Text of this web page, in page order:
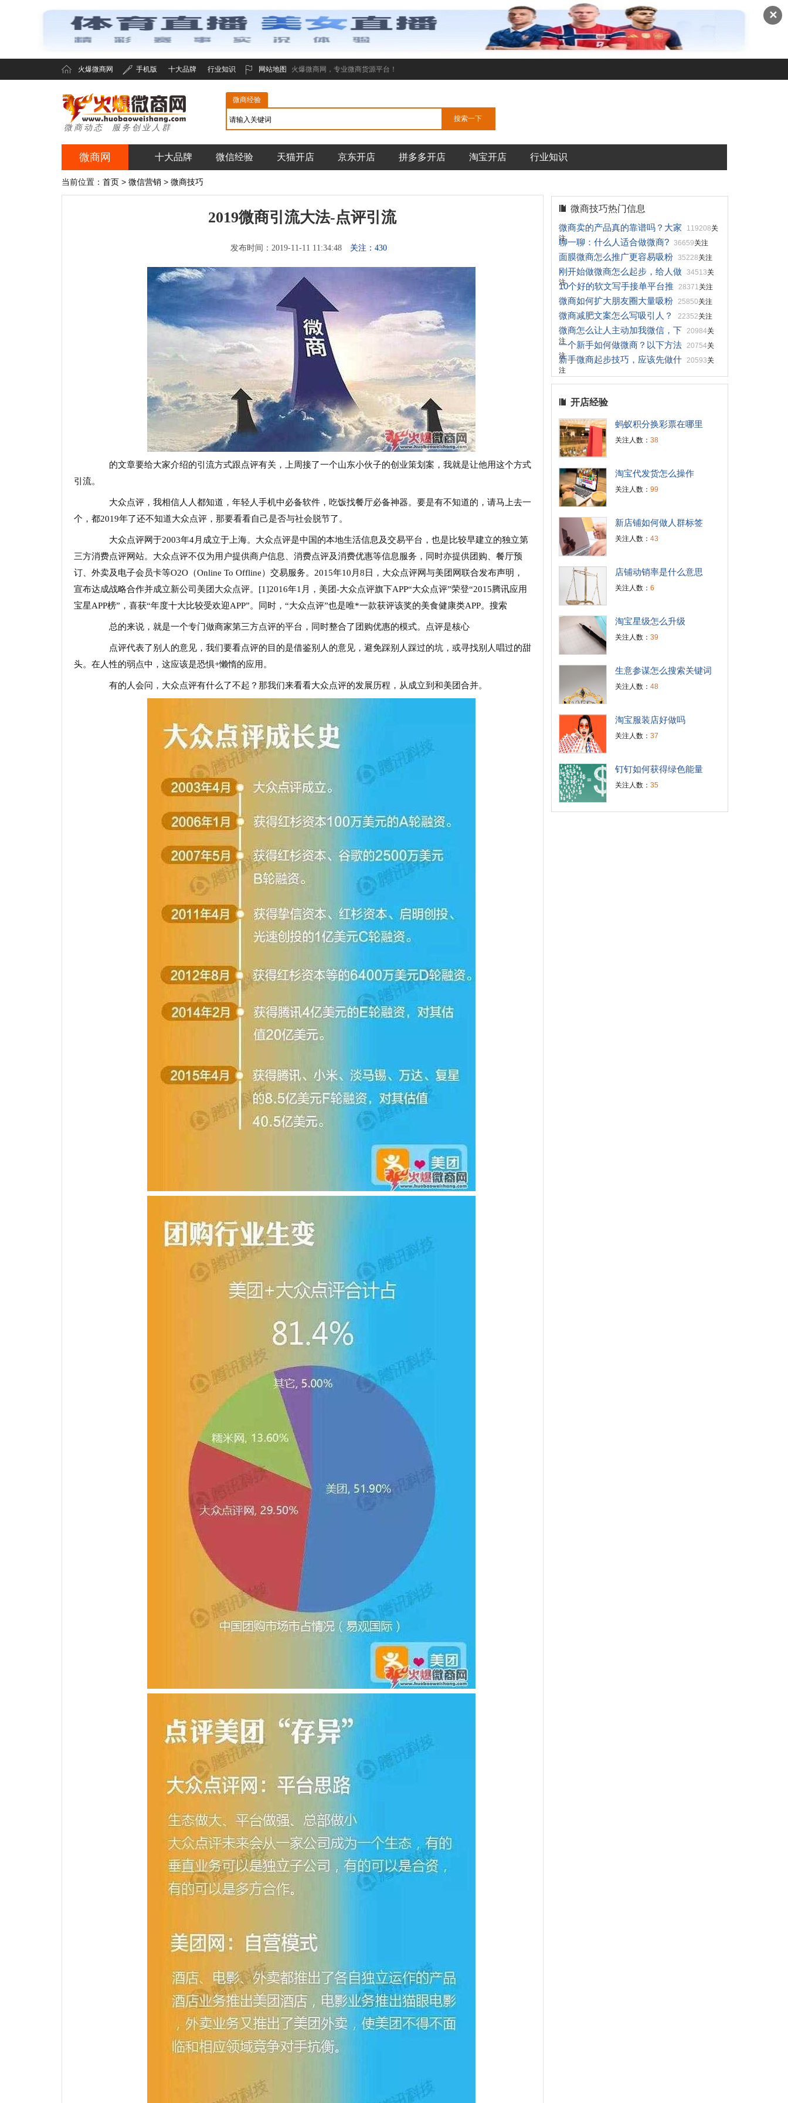
✕
火爆微商网 手机版 十大品牌 行业知识 网站地图 火爆微商网，专业微商货源平台！
火爆微商网
微商动态 服务创业人群
微商经验
微商网 十大品牌 微信经验 天猫开店 京东开店 拼多多开店 淘宝开店 行业知识
当前位置： 首页> 微信营销> 微商技巧
2019微商引流大法-点评引流
发布时间：2019-11-11 11:34:48 关注：430
的文章要给大家介绍的引流方式跟点评有关，上周接了一个山东小伙子的创业策划案，我就是让他用这个方式
引流。
大众点评，我相信人人都知道，年轻人手机中必备软件，吃饭找餐厅必备神器。要是有不知道的，请马上去一
个，都2019年了还不知道大众点评，那要看看自己是否与社会脱节了。
大众点评网于2003年4月成立于上海。大众点评是中国的本地生活信息及交易平台，也是比较早建立的独立第
三方消费点评网站。大众点评不仅为用户提供商户信息、消费点评及消费优惠等信息服务，同时亦提供团购、餐厅预
订、外卖及电子会员卡等O2O（Online To Offline）交易服务。2015年10月8日，大众点评网与美团网联合发布声明，
宣布达成战略合作并成立新公司美团大众点评。[1]2016年1月，美团-大众点评旗下APP“大众点评”荣登“2015腾讯应用
宝星APP榜”，喜获“年度十大比较受欢迎APP”。同时，“大众点评”也是唯*一款获评该奖的美食健康类APP。搜索
总的来说，就是一个专门做商家第三方点评的平台，同时整合了团购优惠的模式。点评是核心
点评代表了别人的意见，我们要看点评的目的是借鉴别人的意见，避免踩别人踩过的坑，或寻找别人唱过的甜
头。在人性的弱点中，这应该是恐惧+懒惰的应用。
有的人会问，大众点评有什么了不起？那我们来看看大众点评的发展历程，从成立到和美团合并。
微商技巧热门信息
微商卖的产品真的靠谱吗？大家
119208关
注
聊一聊：什么人适合做微商? 36659关注
面膜微商怎么推广更容易吸粉 35228关注
刚开始做微商怎么起步，给人做 34513关
注
10个好的软文写手接单平台推 28371关注
微商如何扩大朋友圈大量吸粉 25850关注
微商减肥文案怎么写吸引人？ 22352关注
微商怎么让人主动加我微信，下 20984关
注
一个新手如何做微商？以下方法 20754关
注
新手微商起步技巧，应该先做什 20593关
注
开店经验
蚂蚁积分换彩票在哪里
关注人数： 38
淘宝代发货怎么操作
关注人数： 99
新店铺如何做人群标签
关注人数： 43
店铺动销率是什么意思
关注人数： 6
淘宝星级怎么升级
关注人数： 39
生意参谋怎么搜索关键词
关注人数： 48
淘宝服装店好做吗
关注人数： 37
钉钉如何获得绿色能量
关注人数： 35